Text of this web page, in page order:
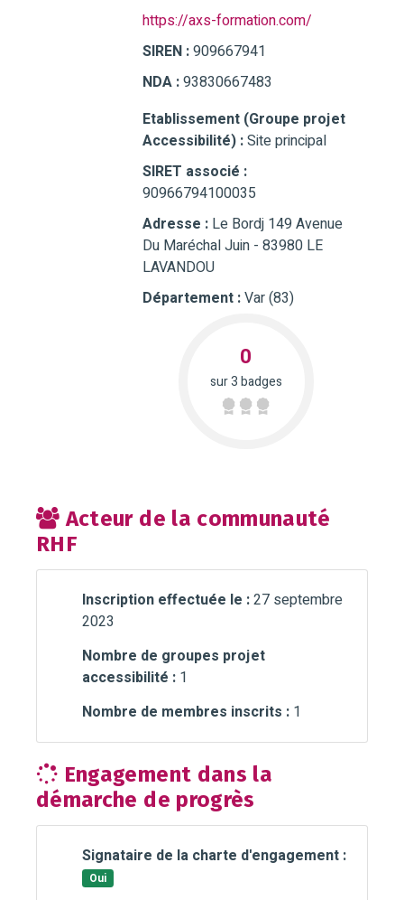
https://axs-formation.com/
SIREN :909667941
NDA :93830667483
Etablissement (Groupe projet
Accessibilité) :Site principal
SIRET associé :
90966794100035
Adresse : Le Bordj 149 Avenue
Du Maréchal Juin - 83980 LE
LAVANDOU
Département :Var (83)
0
sur 3 badges
Acteur de la communauté
RHF
Inscription effectuée le :27 septembre
2023
Nombre de groupes projet
accessibilité : 1
Nombre de membres inscrits : 1
Engagement dans la
démarche de progrès
Signataire de la charte d'engagement :
Oui